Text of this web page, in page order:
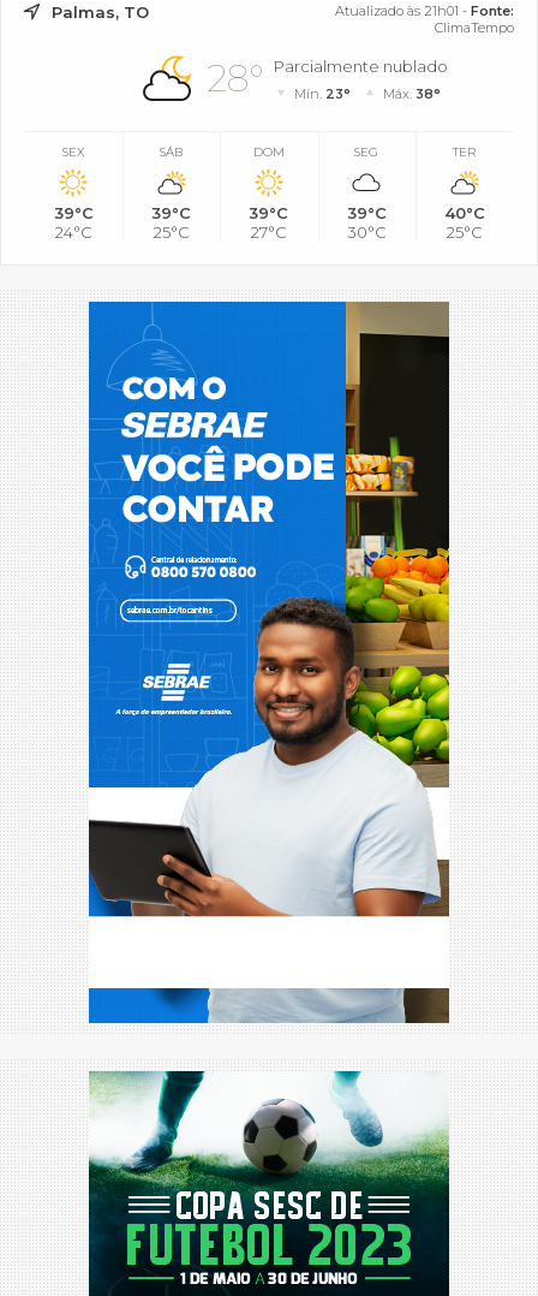
Palmas, TO Atualizado às 21h01 - Fonte:
ClimaTempo
28° Parcialmente nublado
Mín. 23° Máx. 38°
SEX
39°C
24°C
SÁB
39°C
25°C
DOM
39°C
27°C
SEG
39°C
30°C
TER
40°C
25°C